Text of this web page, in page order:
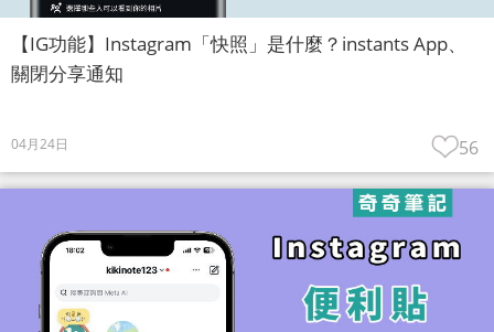
【IG功能】Instagram「快照」是什麼？instants App、
關閉分享通知
04月24日 56